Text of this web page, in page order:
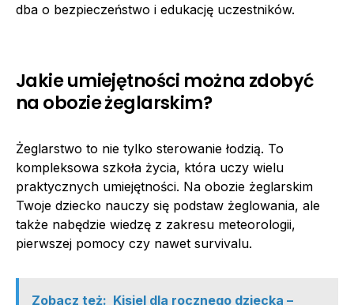
dba o bezpieczeństwo i edukację uczestników.
Jakie umiejętności można zdobyć
na obozie żeglarskim?
Żeglarstwo to nie tylko sterowanie łodzią. To
kompleksowa szkoła życia, która uczy wielu
praktycznych umiejętności. Na obozie żeglarskim
Twoje dziecko nauczy się podstaw żeglowania, ale
także nabędzie wiedzę z zakresu meteorologii,
pierwszej pomocy czy nawet survivalu.
Zobacz też: Kisiel dla rocznego dziecka –